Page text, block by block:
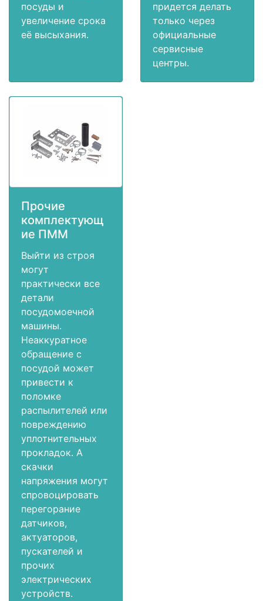
посуды и
увеличение срока
её высыхания.
придется делать
только через
официальные
сервисные
центры.
Прочие
комплектующ
ие ПММ
Выйти из строя
могут
практически все
детали
посудомоечной
машины.
Неаккуратное
обращение с
посудой может
привести к
поломке
распылителей или
повреждению
уплотнительных
прокладок. А
скачки
напряжения могут
спровоцировать
перегорание
датчиков,
актуаторов,
пускателей и
прочих
электрических
устройств.